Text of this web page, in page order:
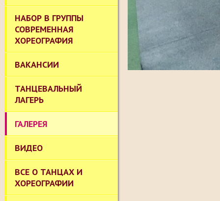
НАБОР В ГРУППЫ
СОВРЕМЕННАЯ
ХОРЕОГРАФИЯ
ВАКАНСИИ
ТАНЦЕВАЛЬНЫЙ
ЛАГЕРЬ
ГАЛЕРЕЯ
ВИДЕО
ВСЕ О ТАНЦАХ И
ХОРЕОГРАФИИ